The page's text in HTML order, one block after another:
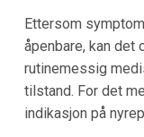
Ettersom
åpenbare, kan
rutinemessig
tilstand. For det
indikasjon på